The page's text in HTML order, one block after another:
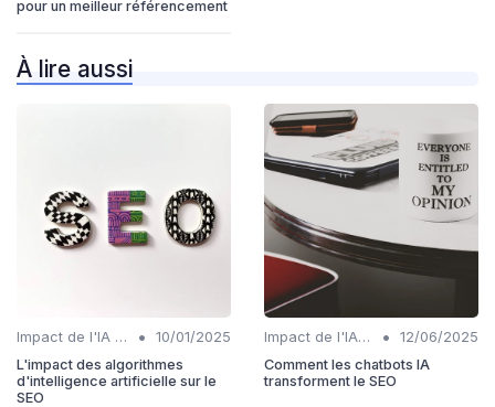
pour un meilleur référencement
À lire aussi
Impact de l'IA sur les rôles SEO •
10/01/2025
L'impact des algorithmes
d'intelligence artificielle sur le
SEO
Impact de l'IA sur les rôles SEO •
12/06/2025
Comment les chatbots IA
transforment le SEO